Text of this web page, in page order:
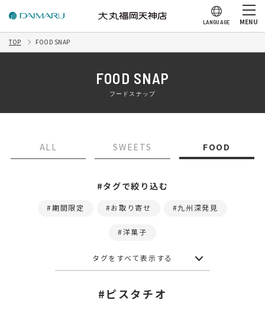
LANGUAGE MENU
TOP FOOD SNAP
FOOD SNAP
フードスナップ
ALL SWEETS FOOD
#タグで絞り込む
期間限定 お取り寄せ 九州深発見
洋菓子
タグをすべて表示する
#ピスタチオ